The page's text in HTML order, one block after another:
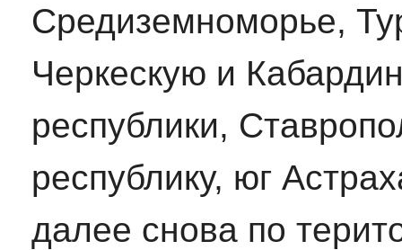
Средиземноморье,
Черкескую и
республики,
республику, юг
далее снова по